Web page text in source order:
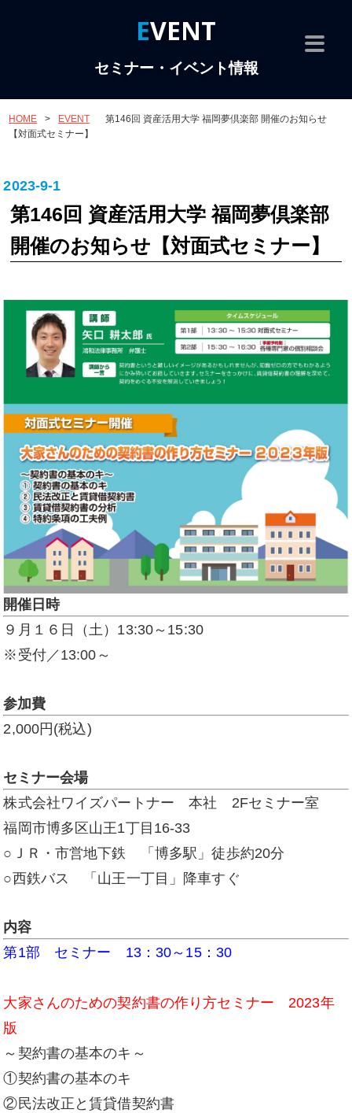
EVENT
セミナー・イベント情報
HOME > EVENT
第146回 資産活用大学 福岡夢倶楽部 開催のお知らせ
【対面式セミナー】
2023-9-1
第146回 資産活用大学 福岡夢倶楽部
開催のお知らせ【対面式セミナー】
開催日時
９月１６日（土）13:30～15:30
※受付／13:00～
参加費
2,000円(税込)
セミナー会場
株式会社ワイズパートナー 本社 2Fセミナー室
福岡市博多区山王1丁目16-33
○ＪＲ・市営地下鉄 「博多駅」徒歩約20分
○西鉄バス 「山王一丁目」降車すぐ
内容
第1部 セミナー 13：30～15：30
大家さんのための契約書の作り方セミナー 2023年
版
～契約書の基本のキ～
①契約書の基本のキ
②民法改正と賃貸借契約書